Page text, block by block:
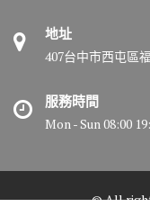
地址
407台中市西屯區
服務時間
Mon - Sun 08:00
© All right